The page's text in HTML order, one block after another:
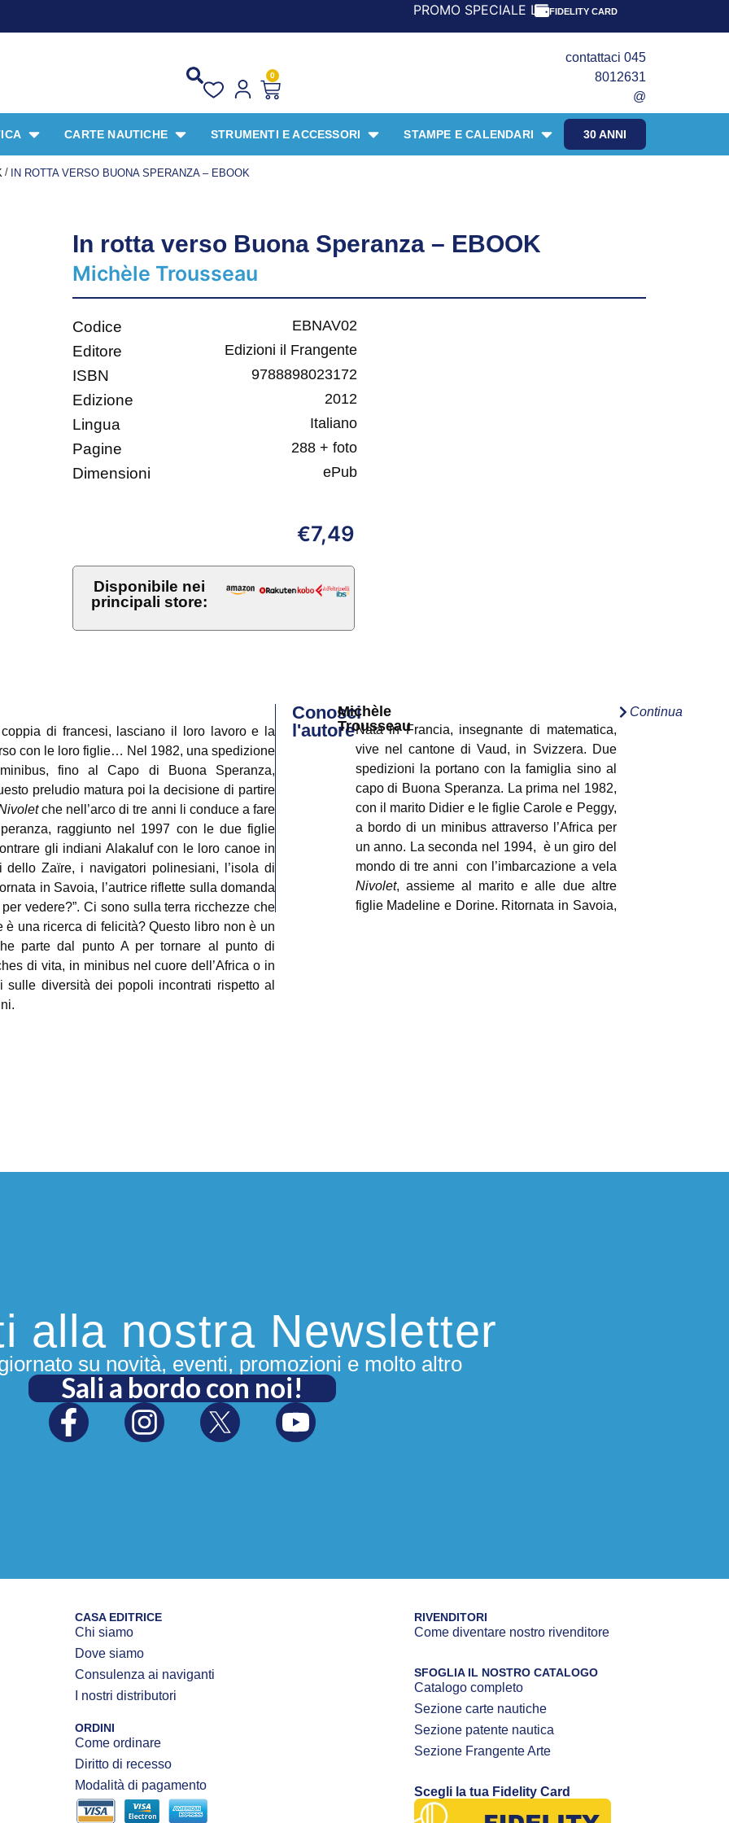
PROMO SPECIALE LIBRI PER I 30 ANNI DEL
FIDELITY CARD
0
contattaci 045
8012631
@
30 ANNI
CARTE NAUTICHE STRUMENTI E ACCESSORI STAMPE E CALENDARI
/ IN ROTTA VERSO BUONA SPERANZA – EBOOK
In rotta verso Buona Speranza – EBOOK
Michèle Trousseau
Codice EBNAV02
Editore Edizioni il Frangente
ISBN 9788898023172
Edizione 2012
Lingua Italiano
Pagine 288 + foto
Dimensioni ePub
€7,49
Disponibile nei
principali store:
di francesi, lasciano il loro lavoro e la
con le loro figlie… Nel 1982, una spedizione
fino al Capo di Buona Speranza,
preludio matura poi la decisione di partire
che nell’arco di tre anni li conduce a fare
raggiunto nel 1997 con le due figlie
gli indiani Alakaluf con le loro canoe in
dello Zaïre, i navigatori polinesiani, l’isola di
in Savoia, l’autrice riflette sulla domanda
vedere?”. Ci sono sulla terra ricchezze che
una ricerca di felicità? Questo libro non è un
parte dal punto A per tornare al punto di
di vita, in minibus nel cuore dell’Africa o in
diversità dei popoli incontrati rispetto al
Conosci
l'autore
Michèle
Trousseau
Nata in Francia, insegnante di matematica,
vive nel cantone di Vaud, in Svizzera. Due
spedizioni la portano con la famiglia sino al
capo di Buona Speranza. La prima nel 1982,
con il marito Didier e le figlie Carole e Peggy,
a bordo di un minibus attraverso l’Africa per
un anno. La seconda nel 1994, è un giro del
mondo di tre anni con l’imbarcazione a vela
Nivolet, assieme al marito e alle due altre
figlie Madeline e Dorine. Ritornata in Savoia,
Continua
alla nostra Newsletter
su novità, eventi, promozioni e molto altro
Sali a bordo con noi!
CASA EDITRICE
Chi siamo
Dove siamo
Consulenza ai naviganti
I nostri distributori
ORDINI
Come ordinare
Diritto di recesso
Modalità di pagamento
RIVENDITORI
Come diventare nostro rivenditore
SFOGLIA IL NOSTRO CATALOGO
Catalogo completo
Sezione carte nautiche
Sezione patente nautica
Sezione Frangente Arte
Scegli la tua Fidelity Card